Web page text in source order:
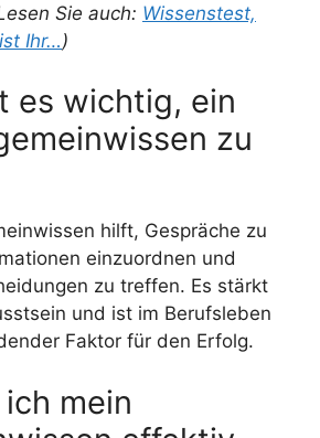
Sie auch: Wissenstest,
Ihr…)
es wichtig, ein
zu
hilft, Gespräche zu
einzuordnen und
zu treffen. Es stärkt
und ist im Berufsleben
Faktor für den Erfolg.
mein